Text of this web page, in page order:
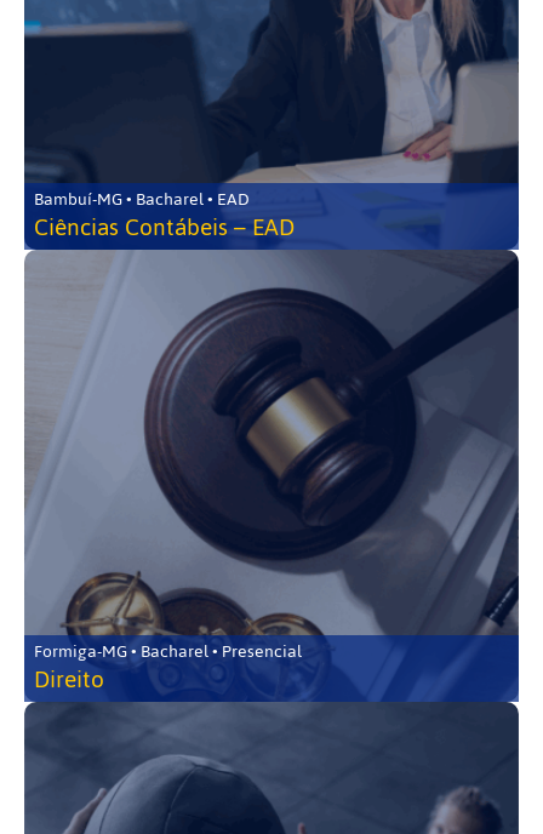
Bambuí-MG • Bacharel • EAD
Ciências Contábeis – EAD
Formiga-MG • Bacharel • Presencial
Direito